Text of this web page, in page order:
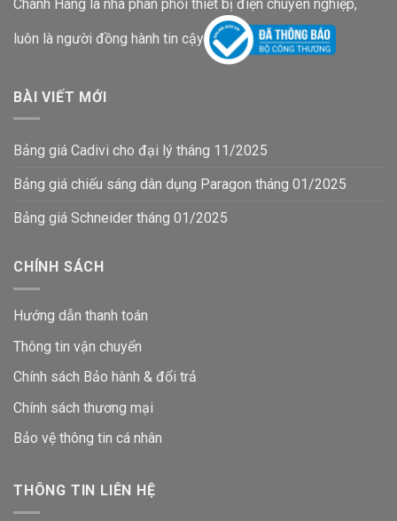
Chánh Hãng là nhà phân phối thiết bị điện chuyên nghiệp,
luôn là người đồng hành tin cậy
BÀI VIẾT MỚI
Bảng giá Cadivi cho đại lý tháng 11/2025
Bảng giá chiếu sáng dân dụng Paragon tháng 01/2025
Bảng giá Schneider tháng 01/2025
CHÍNH SÁCH
Hướng dẫn thanh toán
Thông tin vận chuyển
Chính sách Bảo hành & đổi trả
Chính sách thương mại
Bảo vệ thông tin cá nhân
THÔNG TIN LIÊN HỆ